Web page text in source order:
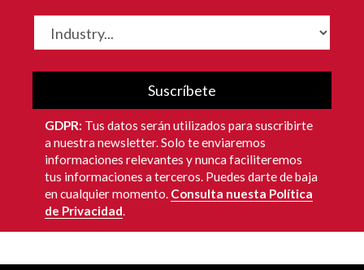
Suscríbete
GDPR: Tus datos serán utilizados para suscribirte
a nuestra newsletter. Solo te enviaremos
informaciones relevantes y nunca faciliteremos
tus informaciones a terceros. Puedes darte de baja
en cualquier momento. Consulta nuesta Política
de Privacidad.